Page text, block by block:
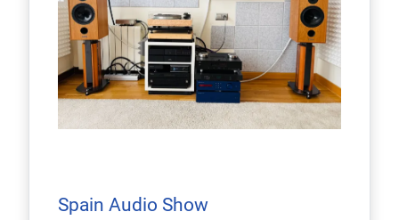
Spain Audio Show